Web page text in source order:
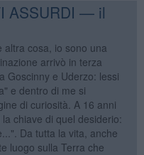
ASSURDI — il
altra cosa, io sono una
arrivò in terza
Goscinny e Uderzo: lessi
e dentro di me si
di curiosità. A 16 anni
chiave di quel desiderio:
Da tutta la vita, anche
luogo sulla Terra che